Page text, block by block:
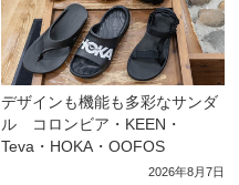
デザインも機能も多彩なサンダ
ル コロンビア・KEEN・
Teva・HOKA・OOFOS
2026年8月7日